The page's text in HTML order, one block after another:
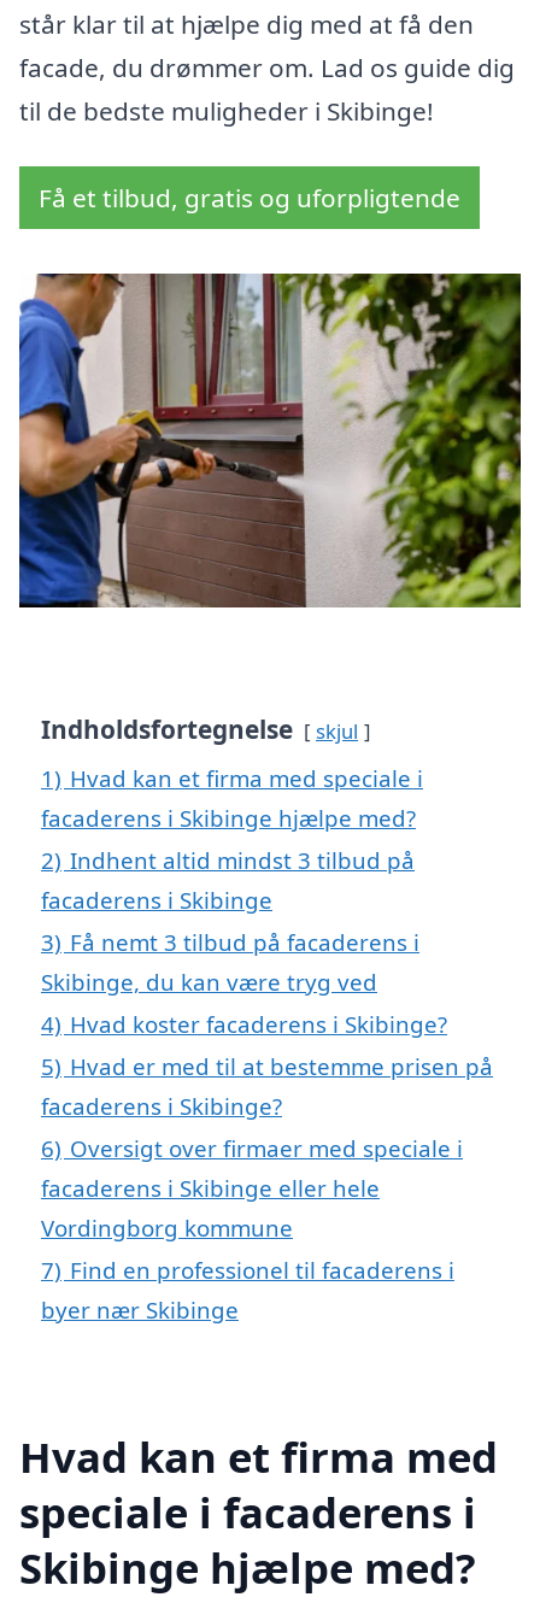
står klar til at hjælpe dig med at få den
facade, du drømmer om. Lad os guide dig
til de bedste muligheder i Skibinge!
Få et tilbud, gratis og uforpligtende
Indholdsfortegnelse skjul
1) Hvad kan et firma med speciale i
facaderens i Skibinge hjælpe med?
2) Indhent altid mindst 3 tilbud på
facaderens i Skibinge
3) Få nemt 3 tilbud på facaderens i
Skibinge, du kan være tryg ved
4) Hvad koster facaderens i Skibinge?
5) Hvad er med til at bestemme prisen på
facaderens i Skibinge?
6) Oversigt over firmaer med speciale i
facaderens i Skibinge eller hele
Vordingborg kommune
7) Find en professionel til facaderens i
byer nær Skibinge
Hvad kan et firma med
speciale i facaderens i
Skibinge hjælpe med?